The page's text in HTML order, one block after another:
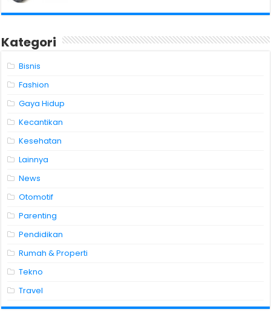
Kategori
Bisnis
Fashion
Gaya Hidup
Kecantikan
Kesehatan
Lainnya
News
Otomotif
Parenting
Pendidikan
Rumah & Properti
Tekno
Travel